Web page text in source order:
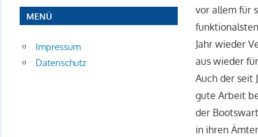
vor allem für
Jahr wieder
aus wieder
Auch der seit
gute Arbeit
der
in ihren
MENÜ
Impressum
Datenschutz